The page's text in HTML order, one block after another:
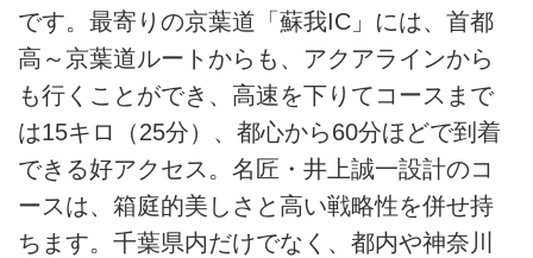
です。最寄りの京葉道「蘇我IC」には、首都
高～京葉道ルートからも、アクアラインから
も行くことができ、高速を下りてコースまで
は15キロ（25分）、都心から60分ほどで到着
できる好アクセス。名匠・井上誠一設計のコ
ースは、箱庭的美しさと高い戦略性を併せ持
ちます。千葉県内だけでなく、都内や神奈川